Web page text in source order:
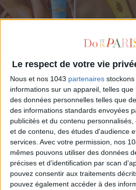
Le respect de votre vie
Nous et nos 1043 partenaires
informations sur un appareil, telles
des données personnelles telles que
des informations standards envoyées
publicités et du contenu
et de contenu, des études d'audience
services. Avec votre permission, nos
mêmes pouvons utiliser des données
précises et d’identification par scan
pouvez consentir aux traitements
pouvez également accéder à des
SPF 50 SUNSCREENS YOU'LL